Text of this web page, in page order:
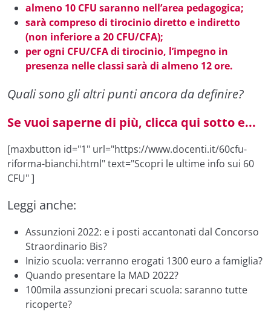
almeno 10 CFU saranno nell’area pedagogica;
sarà compreso di tirocinio diretto e indiretto
(non inferiore a 20 CFU/CFA);
per ogni CFU/CFA di tirocinio, l’impegno in
presenza nelle classi sarà di almeno 12 ore.
Quali sono gli altri punti ancora da definire?
Se vuoi saperne di più, clicca qui sotto e...
[maxbutton id="1" url="https://www.docenti.it/60cfu-
riforma-bianchi.html" text="Scopri le ultime info sui 60
CFU" ]
Leggi anche:
Assunzioni 2022: e i posti accantonati dal Concorso
Straordinario Bis?
Inizio scuola: verranno erogati 1300 euro a famiglia?
Quando presentare la MAD 2022?
100mila assunzioni precari scuola: saranno tutte
ricoperte?